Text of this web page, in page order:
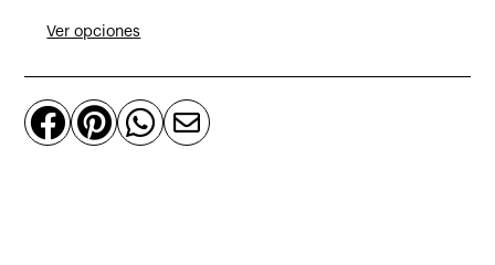
rinconero
derecha
cantidad
Ver opciones
   